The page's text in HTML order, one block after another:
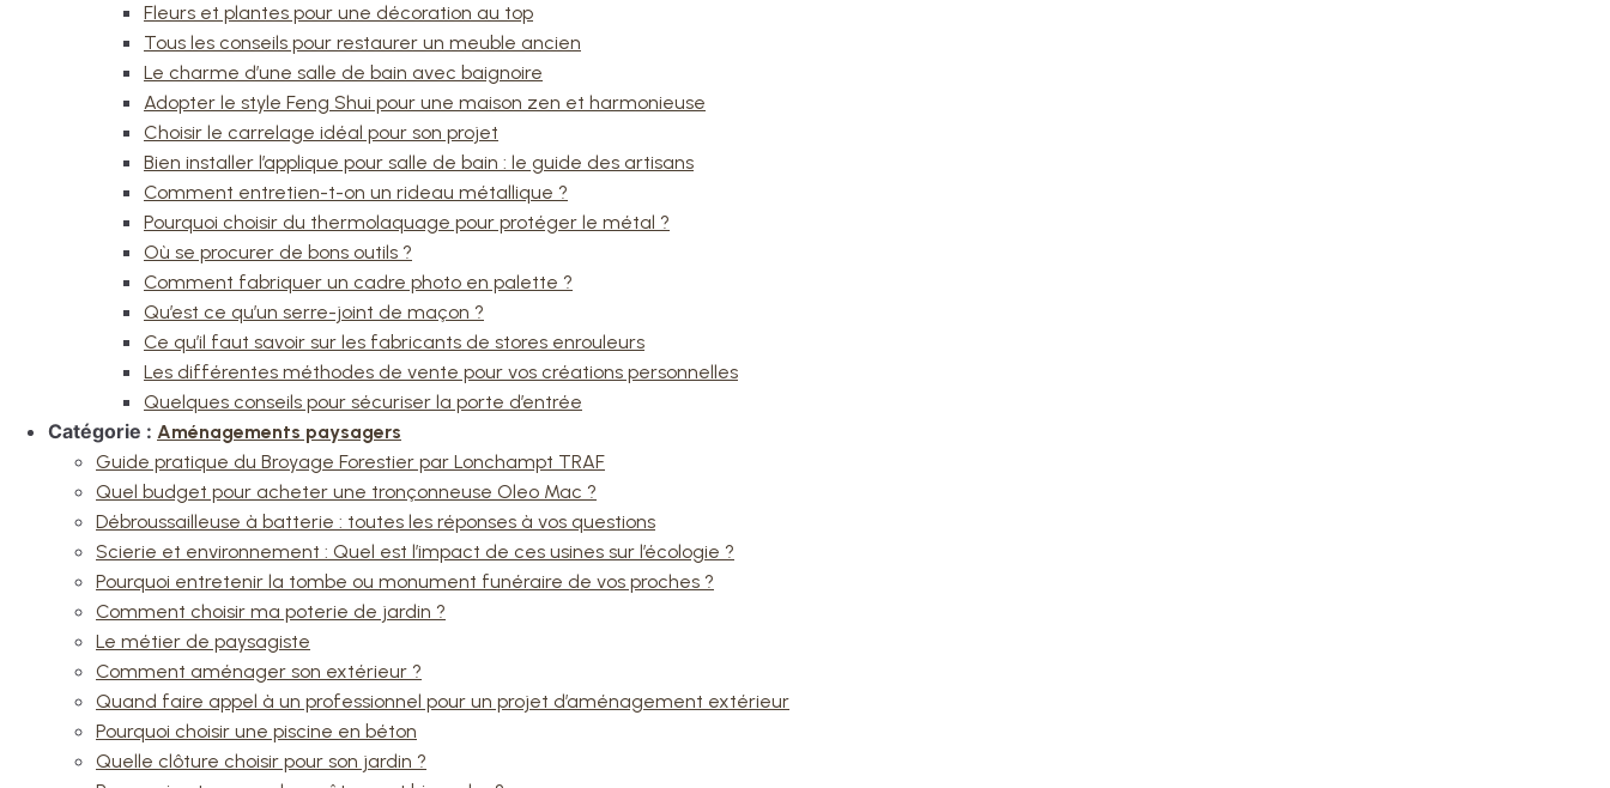
Fleurs et plantes pour une décoration au top
Tous les conseils pour restaurer un meuble ancien
Le charme d’une salle de bain avec baignoire
Adopter le style Feng Shui pour une maison zen et harmonieuse
Choisir le carrelage idéal pour son projet
Bien installer l’applique pour salle de bain : le guide des artisans
Comment entretien-t-on un rideau métallique ?
Pourquoi choisir du thermolaquage pour protéger le métal ?
Où se procurer de bons outils ?
Comment fabriquer un cadre photo en palette ?
Qu’est ce qu’un serre-joint de maçon ?
Ce qu’il faut savoir sur les fabricants de stores enrouleurs
Les différentes méthodes de vente pour vos créations personnelles
Quelques conseils pour sécuriser la porte d’entrée
Catégorie : Aménagements paysagers
Guide pratique du Broyage Forestier par Lonchampt TRAF
Quel budget pour acheter une tronçonneuse Oleo Mac ?
Débroussailleuse à batterie : toutes les réponses à vos questions
Scierie et environnement : Quel est l’impact de ces usines sur l’écologie ?
Pourquoi entretenir la tombe ou monument funéraire de vos proches ?
Comment choisir ma poterie de jardin ?
Le métier de paysagiste
Comment aménager son extérieur ?
Quand faire appel à un professionnel pour un projet d’aménagement extérieur
Pourquoi choisir une piscine en béton
Quelle clôture choisir pour son jardin ?